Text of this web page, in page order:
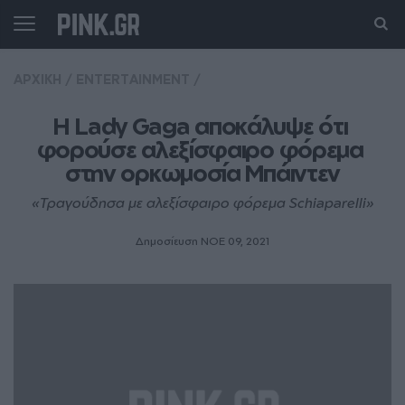
Η Lady Gaga αποκάλυψε ότι
φορούσε αλεξίσφαιρο φόρεμα
στην ορκωμοσία Μπάιντεν
«Τραγούδησα με αλεξίσφαιρο φόρεμα Schiaparelli»
Δημοσίευση ΝΟE 09, 2021